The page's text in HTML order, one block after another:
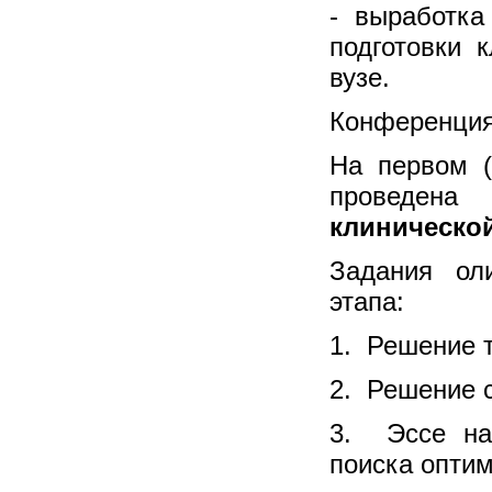
-
подготовки
вузе.
На первом
Задания
этапа:
1. Решение
2. Решение
3. Эссе на
поиска